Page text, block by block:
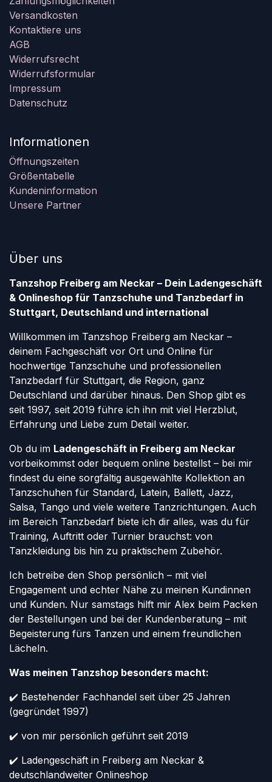
Versandkosten
Kontaktiere uns
AGB
Widerrufsrecht
Widerrufsformular
Impressum
Datenschutz
Informationen
Öffnungszeiten
Größentabelle
Kundeninformation
Unsere Partner
Über uns
Tanzshop Freiberg am Neckar – Dein Ladengeschäft
& Onlineshop für Tanzschuhe und Tanzbedarf in
Stuttgart, Deutschland und international
Willkommen im Tanzshop Freiberg am Neckar –
deinem Fachgeschäft vor Ort und Online für
hochwertige Tanzschuhe und professionellen
Tanzbedarf für Stuttgart, die Region, ganz
Deutschland und darüber hinaus. Den Shop gibt es
seit 1997, seit 2019 führe ich ihn mit viel Herzblut,
Erfahrung und Liebe zum Detail weiter.
Ob du im Ladengeschäft in Freiberg am Neckar
vorbeikommst oder bequem online bestellst – bei mir
findest du eine sorgfältig ausgewählte Kollektion an
Tanzschuhen für Standard, Latein, Ballett, Jazz,
Salsa, Tango und viele weitere Tanzrichtungen. Auch
im Bereich Tanzbedarf biete ich dir alles, was du für
Training, Auftritt oder Turnier brauchst: von
Tanzkleidung bis hin zu praktischem Zubehör.
Ich betreibe den Shop persönlich – mit viel
Engagement und echter Nähe zu meinen Kundinnen
und Kunden. Nur samstags hilft mir Alex beim Packen
der Bestellungen und bei der Kundenberatung – mit
Begeisterung fürs Tanzen und einem freundlichen
Lächeln.
Was meinen Tanzshop besonders macht:
✔️ Bestehender Fachhandel seit über 25 Jahren
(gegründet 1997)
✔️ von mir persönlich geführt seit 2019
✔️ Ladengeschäft in Freiberg am Neckar &
deutschlandweiter Onlineshop